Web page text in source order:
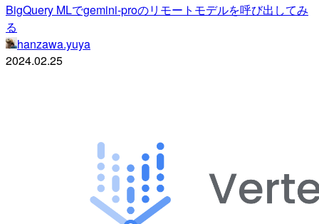
BigQuery MLでgemini-proのリモートモデルを呼び出してみ
る
hanzawa.yuya
2024.02.25